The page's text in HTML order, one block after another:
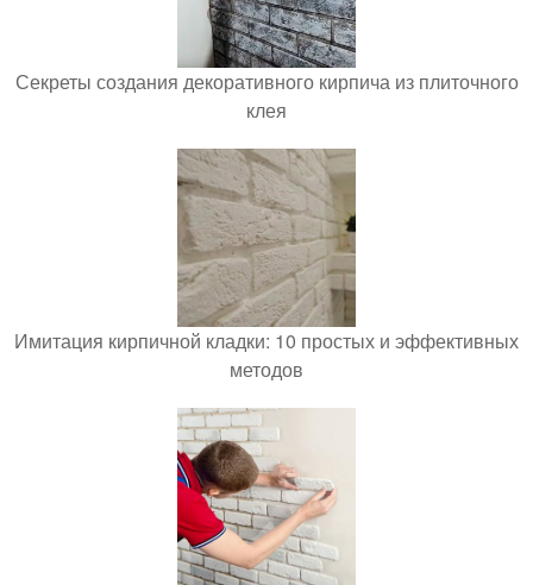
Секреты создания декоративного кирпича из плиточного
клея
Имитация кирпичной кладки: 10 простых и эффективных
методов